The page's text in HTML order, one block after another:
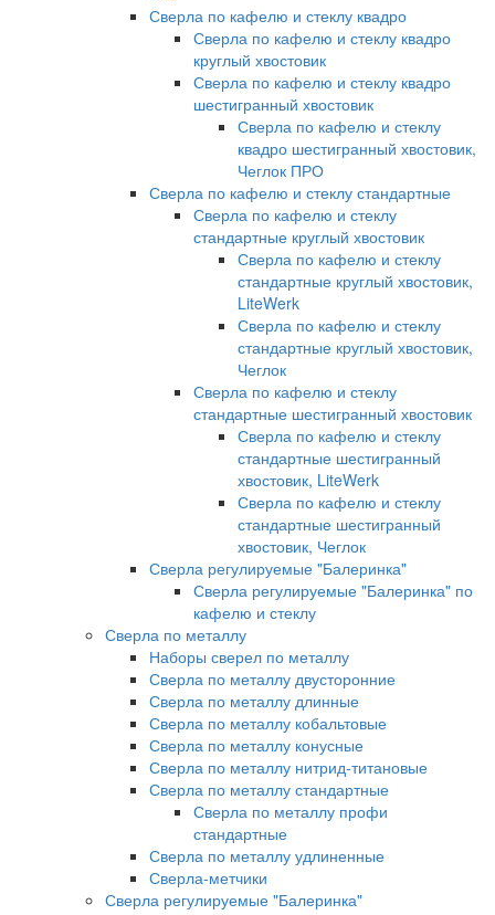
Сверла по кафелю и стеклу квадро
Сверла по кафелю и стеклу квадро
круглый хвостовик
Сверла по кафелю и стеклу квадро
шестигранный хвостовик
Сверла по кафелю и стеклу
квадро шестигранный хвостовик,
Чеглок ПРО
Сверла по кафелю и стеклу стандартные
Сверла по кафелю и стеклу
стандартные круглый хвостовик
Сверла по кафелю и стеклу
стандартные круглый хвостовик,
LiteWerk
Сверла по кафелю и стеклу
стандартные круглый хвостовик,
Чеглок
Сверла по кафелю и стеклу
стандартные шестигранный хвостовик
Сверла по кафелю и стеклу
стандартные шестигранный
хвостовик, LiteWerk
Сверла по кафелю и стеклу
стандартные шестигранный
хвостовик, Чеглок
Сверла регулируемые "Балеринка"
Сверла регулируемые "Балеринка" по
кафелю и стеклу
Сверла по металлу
Наборы сверел по металлу
Сверла по металлу двусторонние
Сверла по металлу длинные
Сверла по металлу кобальтовые
Сверла по металлу конусные
Сверла по металлу нитрид-титановые
Сверла по металлу стандартные
Сверла по металлу профи
стандартные
Сверла по металлу удлиненные
Сверла-метчики
Сверла регулируемые "Балеринка"